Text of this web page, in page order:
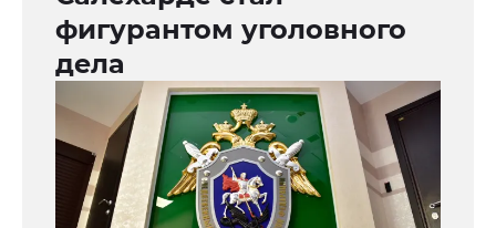
фигурантом уголовного
дела